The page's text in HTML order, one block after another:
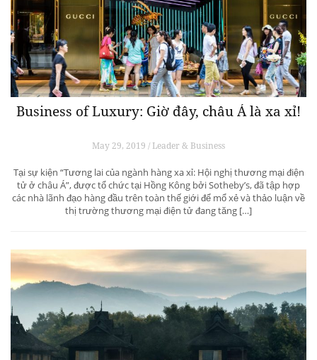
Business of Luxury: Giờ đây, châu Á là xa xỉ!
May 29, 2019 / Leader & Business
Tại sự kiện “Tương lai của ngành hàng xa xỉ: Hội nghị thương mại điện
tử ở châu Á”, được tổ chức tại Hồng Kông bởi Sotheby’s, đã tập hợp
các nhà lãnh đạo hàng đầu trên toàn thế giới để mổ xẻ và thảo luận về
thị trường thương mại điện tử đang tăng […]